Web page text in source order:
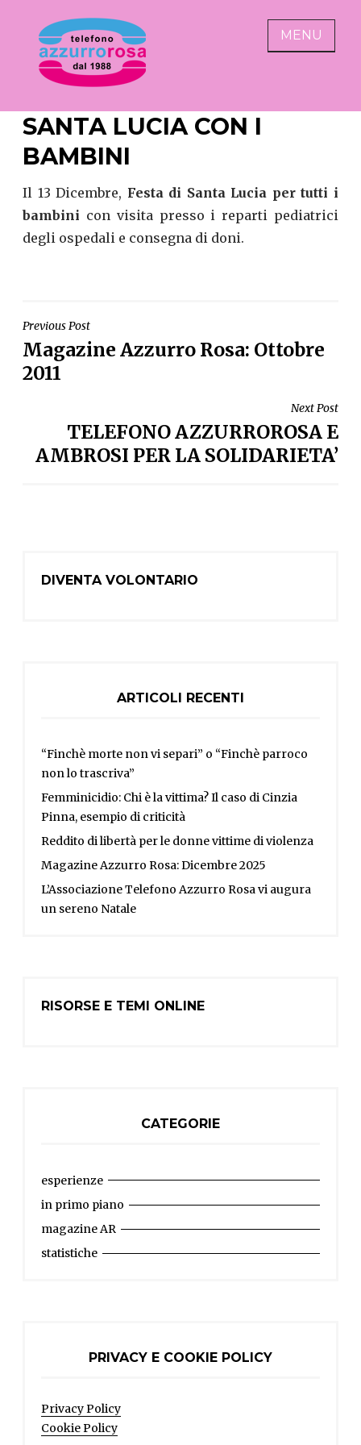
content
AZZURRO ROSA
alza il telefono abbassa
l'indifferenza
MENU
SANTA LUCIA CON I
BAMBINI
Il 13 Dicembre, Festa di Santa Lucia per tutti i
bambini con visita presso i reparti pediatrici
degli ospedali e consegna di doni.
NAVIGAZIONE
ARTICOLI
Previous Post
Magazine Azzurro Rosa: Ottobre
2011
Next Post
TELEFONO AZZURROROSA E
AMBROSI PER LA SOLIDARIETA’
DIVENTA VOLONTARIO
ARTICOLI RECENTI
“Finchè morte non vi separi” o “Finchè parroco
non lo trascriva”
Femminicidio: Chi è la vittima? Il caso di Cinzia
Pinna, esempio di criticità
Reddito di libertà per le donne vittime di violenza
Magazine Azzurro Rosa: Dicembre 2025
L’Associazione Telefono Azzurro Rosa vi augura
un sereno Natale
RISORSE E TEMI ONLINE
CATEGORIE
esperienze
in primo piano
magazine AR
statistiche
PRIVACY E COOKIE POLICY
Privacy Policy
Cookie Policy